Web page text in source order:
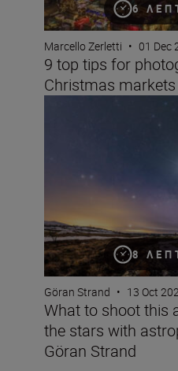
6
Marcello Zerletti • 01 Dec
9 top tips for
Christmas markets
8
What to shoot this
Göran Strand • 13 Oct
What to shoot this
the stars with
Göran Strand